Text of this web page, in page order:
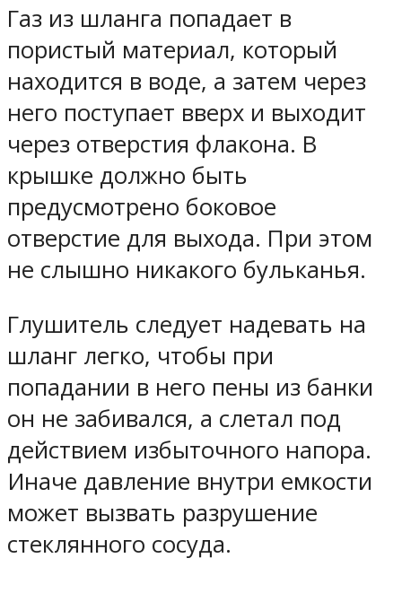
Газ из шланга попадает в
пористый материал, который
находится в воде, а затем через
него поступает вверх и выходит
через отверстия флакона. В
крышке должно быть
предусмотрено боковое
отверстие для выхода. При этом
не слышно никакого бульканья.
Глушитель следует надевать на
шланг легко, чтобы при
попадании в него пены из банки
он не забивался, а слетал под
действием избыточного напора.
Иначе давление внутри емкости
может вызвать разрушение
стеклянного сосуда.